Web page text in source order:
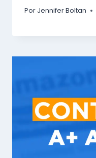
Por Jennifer Boltan